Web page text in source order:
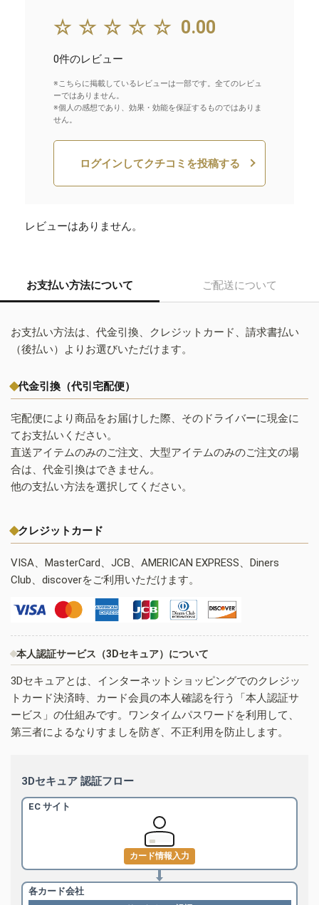
☆☆☆☆☆ 0.00
0件のレビュー
※こちらに掲載しているレビューは一部です。全てのレビュ
ーではありません。
※個人の感想であり、効果・効能を保証するものではありま
せん。
ログインしてクチコミを投稿する
レビューはありません。
お支払い方法について ご配送について
お支払い方法は、代金引換、クレジットカード、請求書払い
（後払い）よりお選びいただけます。
代金引換（代引宅配便）
宅配便により商品をお届けした際、そのドライバーに現金に
てお支払いください。
直送アイテムのみのご注文、大型アイテムのみのご注文の場
合は、代金引換はできません。
他の支払い方法を選択してください。
クレジットカード
VISA、MasterCard、JCB、AMERICAN EXPRESS、Diners
Club、discoverをご利用いただけます。
本人認証サービス（3Dセキュア）について
3Dセキュアとは、インターネットショッピングでのクレジッ
トカード決済時、カード会員の本人確認を行う「本人認証サ
ービス」の仕組みです。ワンタイムパスワードを利用して、
第三者によるなりすましを防ぎ、不正利用を防止します。
3Dセキュア 認証フロー
EC サイト
カード情報入力
各カード会社